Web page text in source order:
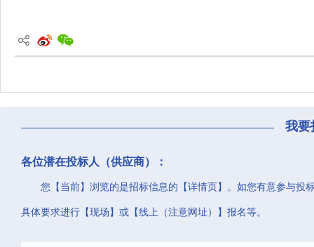
我要
各位潜在投标人（供应商）：
您【当前】浏览的是招标信息的【详情页】。如您有意参与投
具体要求进行【现场】或【线上（注意网址）】报名等。